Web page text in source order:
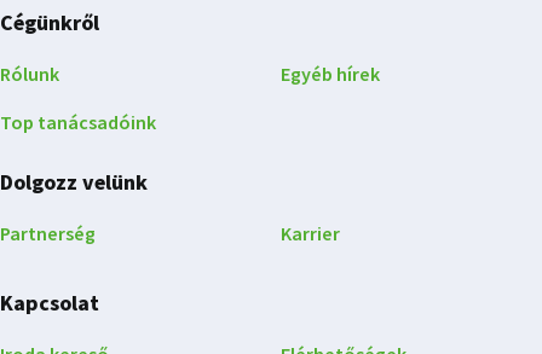
Cégünkről
Rólunk
Top tanácsadóink
Egyéb hírek
Dolgozz velünk
Partnerség Karrier
Kapcsolat